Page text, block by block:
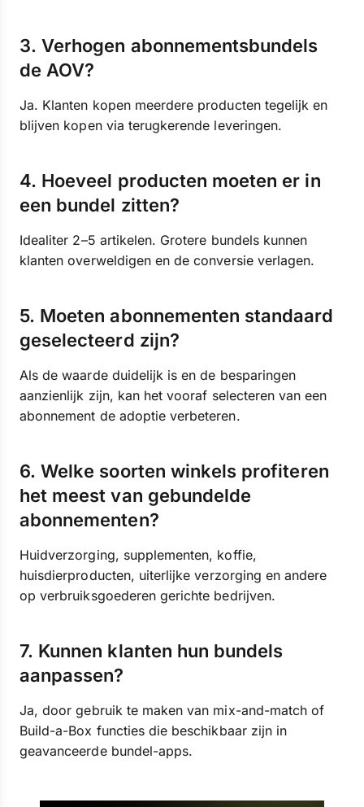
3. Verhogen abonnementsbundels
de AOV?
Ja. Klanten kopen meerdere producten tegelijk en
blijven kopen via terugkerende leveringen.
4. Hoeveel producten moeten er in
een bundel zitten?
Idealiter 2–5 artikelen. Grotere bundels kunnen
klanten overweldigen en de conversie verlagen.
5. Moeten abonnementen standaard
geselecteerd zijn?
Als de waarde duidelijk is en de besparingen
aanzienlijk zijn, kan het vooraf selecteren van een
abonnement de adoptie verbeteren.
6. Welke soorten winkels profiteren
het meest van gebundelde
abonnementen?
Huidverzorging, supplementen, koffie,
huisdierproducten, uiterlijke verzorging en andere
op verbruiksgoederen gerichte bedrijven.
7. Kunnen klanten hun bundels
aanpassen?
Ja, door gebruik te maken van mix-and-match of
Build-a-Box functies die beschikbaar zijn in
geavanceerde bundel-apps.